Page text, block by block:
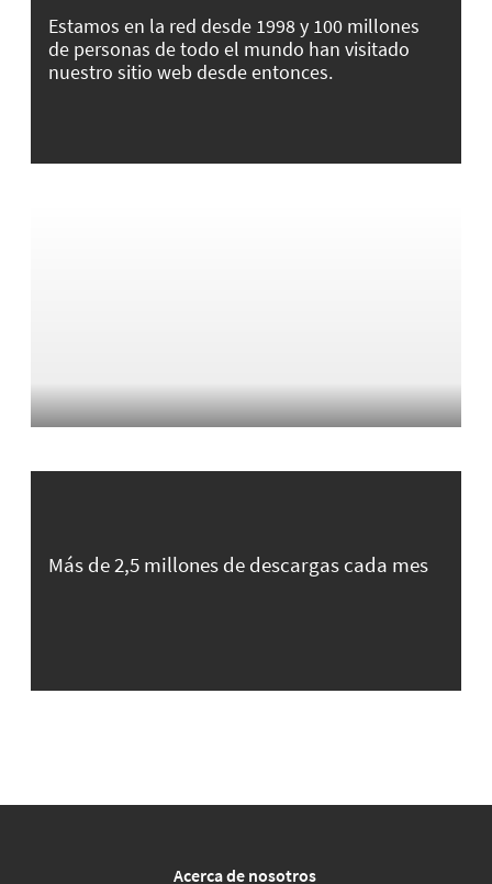
Estamos en la red desde 1998 y 100 millones
de personas de todo el mundo han visitado
nuestro sitio web desde entonces.
Más de 2,5 millones de descargas cada mes
Acerca de nosotros